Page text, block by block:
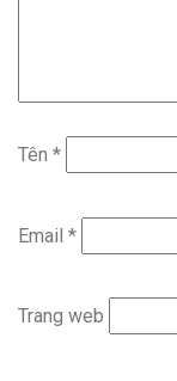
Tên *
Email *
Trang web